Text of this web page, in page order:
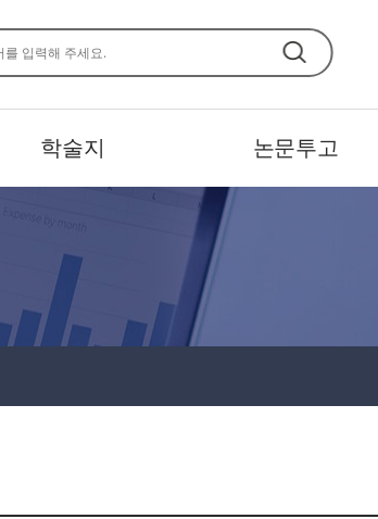
학술지 논문투고